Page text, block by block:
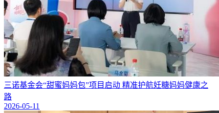
三诺基金会“甜蜜妈妈包”项目启动 精准护航妊糖妈妈健康之
路
2026-05-11